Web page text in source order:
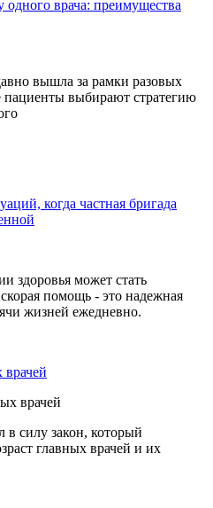
врача: преимущества
вышла за рамки разовых
выбирают стратегию
когда частная бригада
здоровья может стать
помощь - это надежная
жизней ежедневно.
врачей
в силу закон, который
главных врачей и их